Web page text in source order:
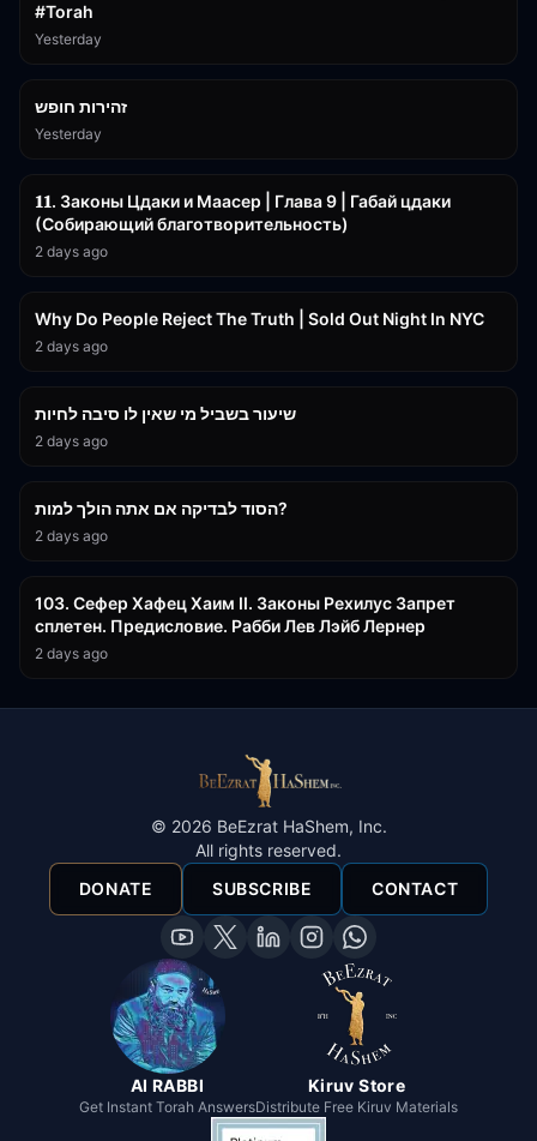
#Torah
Yesterday
זהירות חופש
Yesterday
𝟏𝟏. Законы Цдаки и Маасер | Глава 9 | Габай цдаки
(Собирающий благотворительность)
2 days ago
Why Do People Reject The Truth | Sold Out Night In NYC
2 days ago
שיעור בשביל מי שאין לו סיבה לחיות
2 days ago
הסוד לבדיקה אם אתה הולך למות?
2 days ago
103. Сефер Хафец Хаим II. Законы Рехилус Запрет
сплетен. Предисловие. Рабби Лев Лэйб Лернер
2 days ago
© 2026 BeEzrat HaShem, Inc.
All rights reserved.
DONATE
SUBSCRIBE CONTACT
AI RABBI
Get Instant Torah Answers
Kiruv Store
Distribute Free Kiruv Materials